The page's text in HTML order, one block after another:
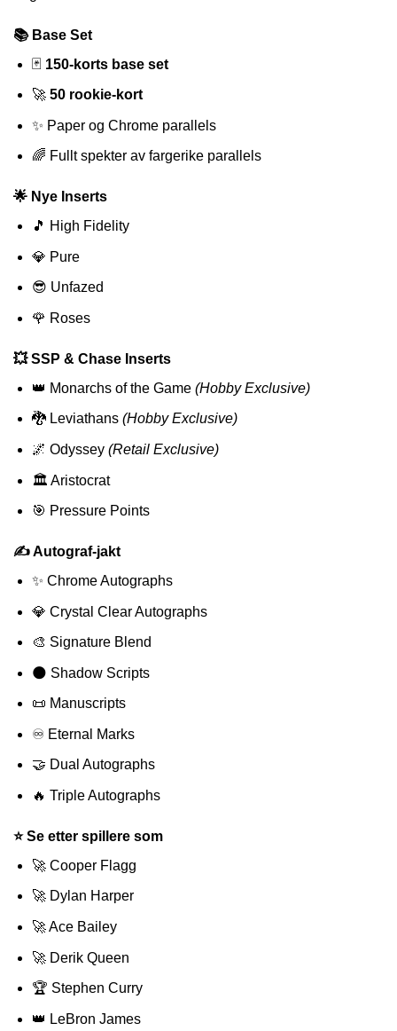
📚 Base Set
🃏 150-korts base set
🚀 50 rookie-kort
✨ Paper og Chrome parallels
🌈 Fullt spekter av fargerike parallels
🌟 Nye Inserts
🎵 High Fidelity
💎 Pure
😎 Unfazed
🌹 Roses
💥 SSP & Chase Inserts
👑 Monarchs of the Game (Hobby Exclusive)
🐉 Leviathans (Hobby Exclusive)
🌌 Odyssey (Retail Exclusive)
🏛️ Aristocrat
🎯 Pressure Points
✍️ Autograf-jakt
✨ Chrome Autographs
💎 Crystal Clear Autographs
🎨 Signature Blend
🌑 Shadow Scripts
📜 Manuscripts
♾️ Eternal Marks
🤝 Dual Autographs
🔥 Triple Autographs
⭐ Se etter spillere som
🚀 Cooper Flagg
🚀 Dylan Harper
🚀 Ace Bailey
🚀 Derik Queen
🏆 Stephen Curry
👑 LeBron James